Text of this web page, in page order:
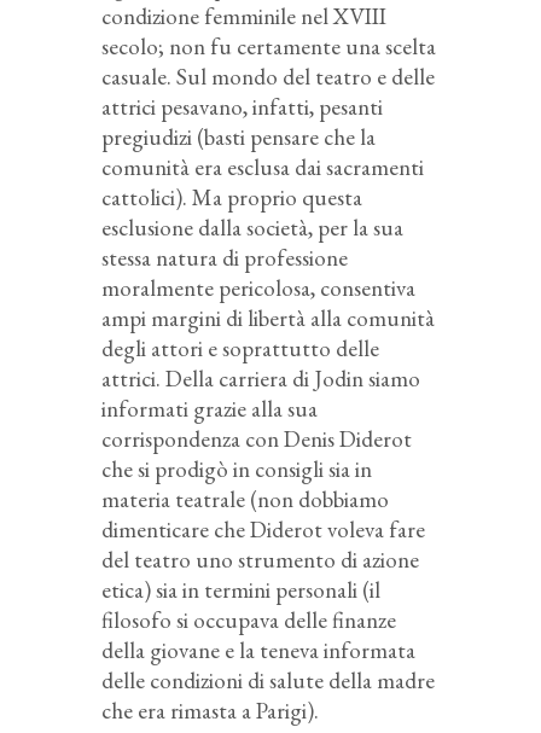
condizione femminile nel XVIII
secolo; non fu certamente una scelta
casuale. Sul mondo del teatro e delle
attrici pesavano, infatti, pesanti
pregiudizi (basti pensare che la
comunità era esclusa dai sacramenti
cattolici). Ma proprio questa
esclusione dalla società, per la sua
stessa natura di professione
moralmente pericolosa, consentiva
ampi margini di libertà alla comunità
degli attori e soprattutto delle
attrici. Della carriera di Jodin siamo
informati grazie alla sua
corrispondenza con Denis Diderot
che si prodigò in consigli sia in
materia teatrale (non dobbiamo
dimenticare che Diderot voleva fare
del teatro uno strumento di azione
etica) sia in termini personali (il
filosofo si occupava delle finanze
della giovane e la teneva informata
delle condizioni di salute della madre
che era rimasta a Parigi).